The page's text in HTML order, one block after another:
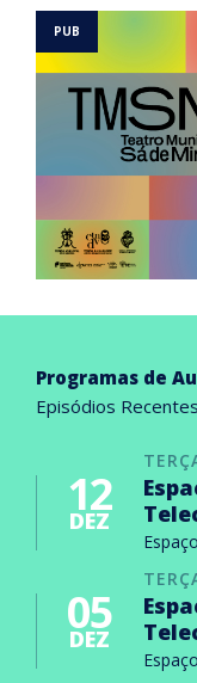
Programas de
Episódios Recentes
12
DEZ
05
DEZ